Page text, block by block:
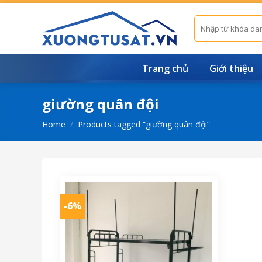
Skip
Search
for:
Trang chủ Giới thiệu
giường quân đội
Home / Products tagged “giường quân đội”
-6%